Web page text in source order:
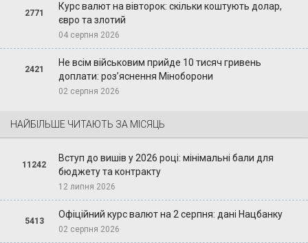
2771
Курс валют на вівторок: скільки коштують долар,
євро та злотий
04 серпня 2026
2421
Не всім військовим прийде 10 тисяч гривень
доплати: роз’яснення Міноборони
02 серпня 2026
НАЙБІЛЬШЕ ЧИТАЮТЬ ЗА МІСЯЦЬ
11242
Вступ до вишів у 2026 році: мінімальні бали для
бюджету та контракту
12 липня 2026
5413
Офіційний курс валют на 2 серпня: дані Нацбанку
02 серпня 2026